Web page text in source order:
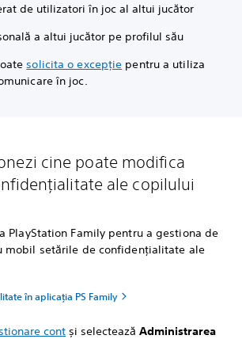
de utilizatori în joc al altui jucător
a altui jucător pe profilul său
solicita o excepție pentru a utiliza
în joc.
cine poate modifica
ale copilului
PlayStation Family pentru a gestiona de
mobil setările de confidențialitate ale
în aplicația PS Family
cont și selectează Administrarea